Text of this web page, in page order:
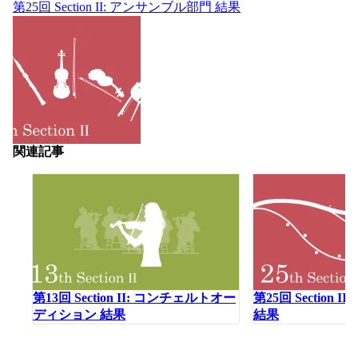
第25回 Section II: アンサンブル部門 結果
関連記事
第13回 Section II: コンチェルトオー
ディション 結果
第25回 Section
結果